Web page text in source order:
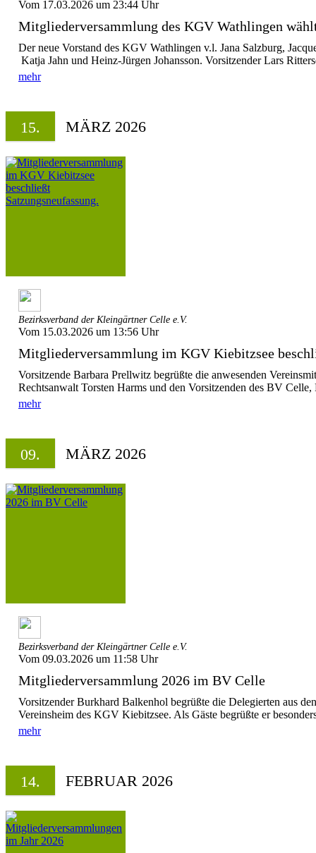
Vom 17.03.2026 um 23:44 Uhr
Mitgliederversammlung des KGV Wathlingen
Der neue Vorstand des KGV Wathlingen v.l. Jana Salzburg,
Katja Jahn und Heinz-Jürgen Johansson. Vorsitzender Lars
mehr
15. MÄRZ 2026
Bezirksverband der Kleingärtner Celle e.V.
Vom 15.03.2026 um 13:56 Uhr
Mitgliederversammlung im KGV Kiebitzsee
Vorsitzende Barbara Prellwitz begrüßte die anwesenden
Rechtsanwalt Torsten Harms und den Vorsitzenden des BV
mehr
09. MÄRZ 2026
Bezirksverband der Kleingärtner Celle e.V.
Vom 09.03.2026 um 11:58 Uhr
Mitgliederversammlung 2026 im BV Celle
Vorsitzender Burkhard Balkenhol begrüßte die Delegierten aus
Vereinsheim des KGV Kiebitzsee. Als Gäste begrüßte er
mehr
14. FEBRUAR 2026